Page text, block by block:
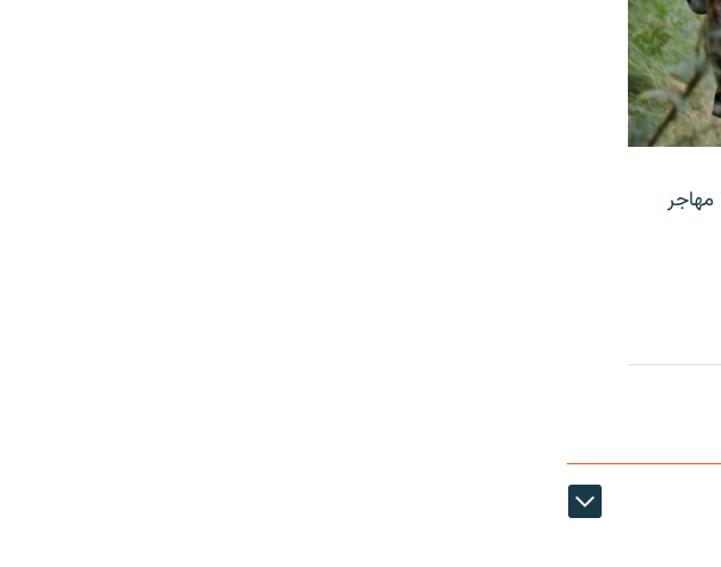
وزارت امور مهاجرین و عودت‌کنندگان حکومت طالبان خبر داده که در جریان هفته جاری، بیش از ۳۰۰ مهاجر